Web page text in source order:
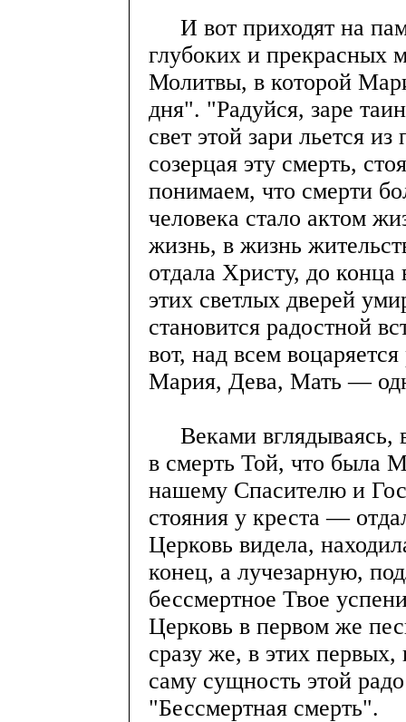
И вот приходят на
глубоких и
Молитвы, в которой
дня". "Радуйся, заре
свет этой зари льется
созерцая эту смерть,
понимаем, что смерти
человека стало актом
жизнь, в жизнь
отдала Христу, до
этих светлых дверей
становится радостной
вот, над всем
Мария, Дева, Мать —
Веками вглядываясь,
в смерть Той, что была
нашему Спасителю и
стояния у креста —
Церковь видела,
конец, а лучезарную,
бессмертное Твое
Церковь в первом же
сразу же, в этих
саму сущность этой
"Бессмертная смерть".